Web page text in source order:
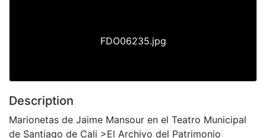
FDO06235.jpg
Description
Marionetas de Jaime Mansour en el Teatro Municipal
de Santiago de Cali >El Archivo del Patrimonio